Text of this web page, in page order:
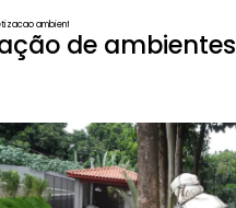
ambientes
de ambientes